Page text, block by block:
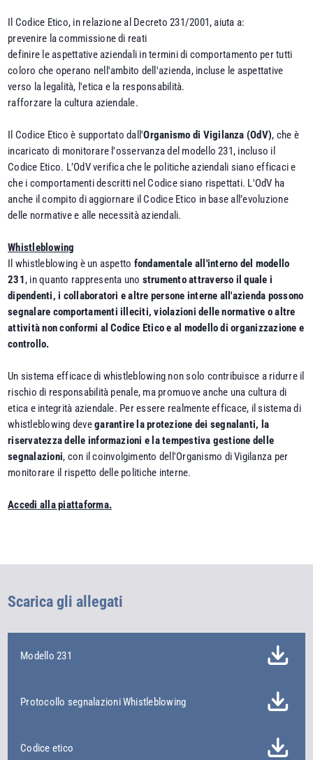
Il Codice Etico, in relazione al Decreto 231/2001, aiuta a:
prevenire la commissione di reati
definire le aspettative aziendali in termini di comportamento per tutti
coloro che operano nell'ambito dell'azienda, incluse le aspettative
verso la legalità, l'etica e la responsabilità.
rafforzare la cultura aziendale.
Il Codice Etico è supportato dall'Organismo di Vigilanza (OdV), che è
incaricato di monitorare l'osservanza del modello 231, incluso il
Codice Etico. L’OdV verifica che le politiche aziendali siano efficaci e
che i comportamenti descritti nel Codice siano rispettati. L'OdV ha
anche il compito di aggiornare il Codice Etico in base all’evoluzione
delle normative e alle necessità aziendali.
Whistleblowing
Il whistleblowing è un aspetto fondamentale all'interno del modello
231, in quanto rappresenta uno strumento attraverso il quale i
dipendenti, i collaboratori e altre persone interne all'azienda possono
segnalare comportamenti illeciti, violazioni delle normative o altre
attività non conformi al Codice Etico e al modello di organizzazione e
controllo.
Un sistema efficace di whistleblowing non solo contribuisce a ridurre il
rischio di responsabilità penale, ma promuove anche una cultura di
etica e integrità aziendale. Per essere realmente efficace, il sistema di
whistleblowing devegarantire la protezione dei segnalanti, la
riservatezza delle informazioni e la tempestiva gestione delle
segnalazioni, con il coinvolgimento dell'Organismo di Vigilanza per
monitorare il rispetto delle politiche interne.
Accedi alla piattaforma.
Scarica gli allegati
Modello 231
Protocollo segnalazioni Whistleblowing
Codice etico